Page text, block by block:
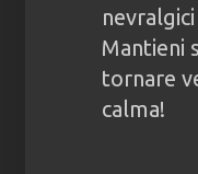
Mantieni
tornare
calma!